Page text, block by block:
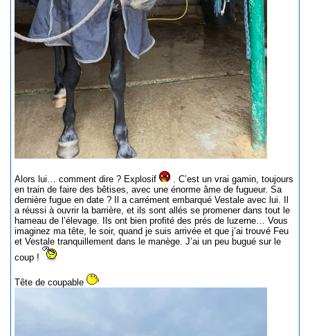
Alors lui… comment dire ? Explosif
. C’est un vrai gamin, toujours
en train de faire des bêtises, avec une énorme âme de fugueur. Sa
dernière fugue en date ? Il a carrément embarqué Vestale avec lui. Il
a réussi à ouvrir la barrière, et ils sont allés se promener dans tout le
hameau de l’élevage. Ils ont bien profité des prés de luzerne… Vous
imaginez ma tête, le soir, quand je suis arrivée et que j’ai trouvé Feu
et Vestale tranquillement dans le manège. J’ai un peu bugué sur le
coup !
Tête de coupable